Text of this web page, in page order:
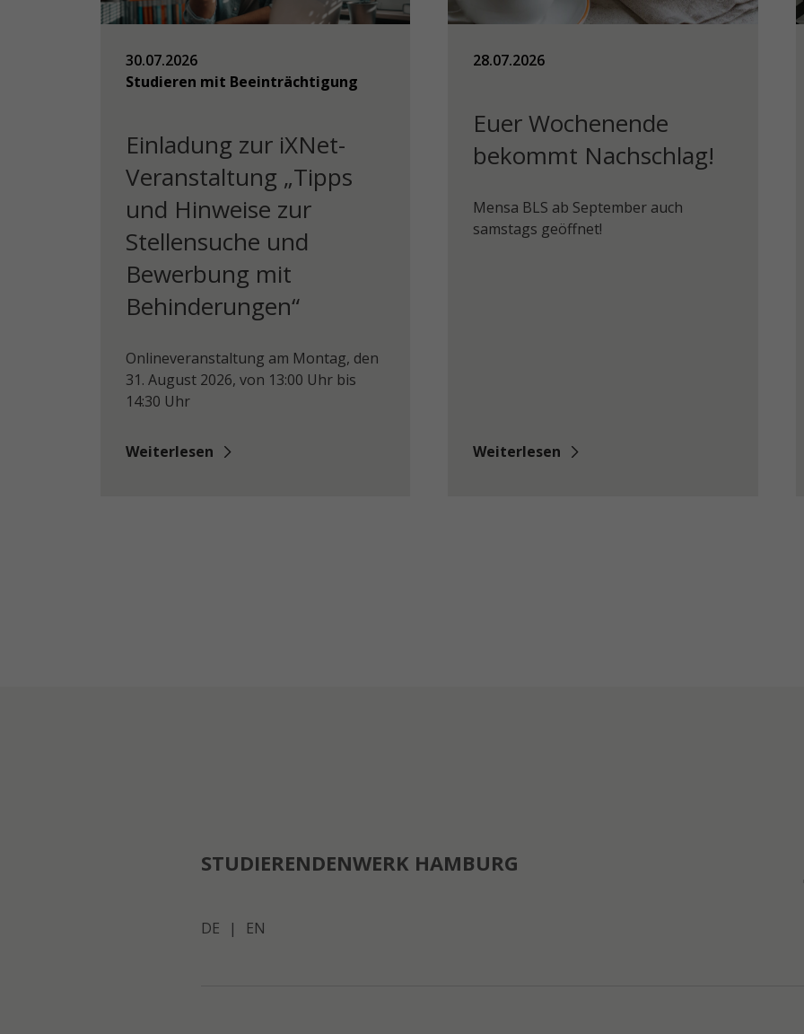
30.07.2026
Studieren mit Beeinträchtigung
Einladung zur iXNet-
Veranstaltung „Tipps
und Hinweise zur
Stellensuche und
Bewerbung mit
Behinderungen“
Onlineveranstaltung am Montag, den
31. August 2026, von 13:00 Uhr bis
14:30 Uhr
Weiterlesen
28.07.2026
Euer Wochenende
bekommt Nachschlag!
Mensa BLS ab September auch
samstags geöffnet!
Weiterlesen
STUDIERENDENWERK HAMBURG
DE | EN